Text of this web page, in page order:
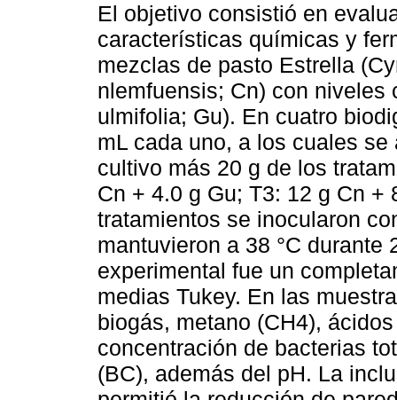
El objetivo consistió en
características químicas y
mezclas de pasto Estrella
nlemfuensis; Cn) con niveles
ulmifolia; Gu). En cuatro
mL cada uno, a los cuales
cultivo más 20 g de los
Cn + 4.0 g Gu; T3: 12 g Cn +
tratamientos se inocularon
mantuvieron a 38 °C durante
experimental fue un
medias Tukey. En las
biogás, metano (CH4),
concentración de bacterias
(BC), además del pH. La